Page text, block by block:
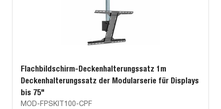
Flachbildschirm-Deckenhalterungssatz 1m
Deckenhalterungssatz der Modularserie für Displays
bis 75"
MOD-FPSKIT100-CPF